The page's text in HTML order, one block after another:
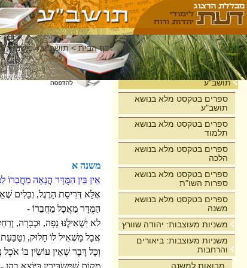
בית
תושב"ע
ספרים בטקסט מלא בנושא
תושב"ע
ספרים בטקסט מלא בנושא
תלמוד
ספרים בטקסט מלא בנושא
הלכה
ספרים בטקסט מלא בנושא
ספרות השו"ת
ספרים בטקסט מלא בנושא
משנה
משניות מעוצבות: יהודה שוורץ
משניות מעוצבות: ביאורים
והרחבות
מבואות למשנה
דף הבית >תושב"ע >משניות
משנה א
אֵין בֵּין הַמֻּדָּר הֲנָאָה מֵחֲבֵרוֹ
אֶלָּא דְּרִיסַת הָרֶגֶל, וְכֵלִים
הַמֻּדָּר מַאֲכָל מֵחֲבֵרוֹ -
לא יַשְׁאִילֶנּוּ נָפָה, וּכְבָרָה,
אֲבָל מַשְׁאִיל לוֹ חָלוּק, וְטַבַּעַת,
וְכָל דָּבָר שֶׁאֵין עוֹשִֹין בּוֹ אֹכֶל
מְקוֹם שֶׁמַּשְֹכִּירִין כַּיּוֹצֵא בָהֶן